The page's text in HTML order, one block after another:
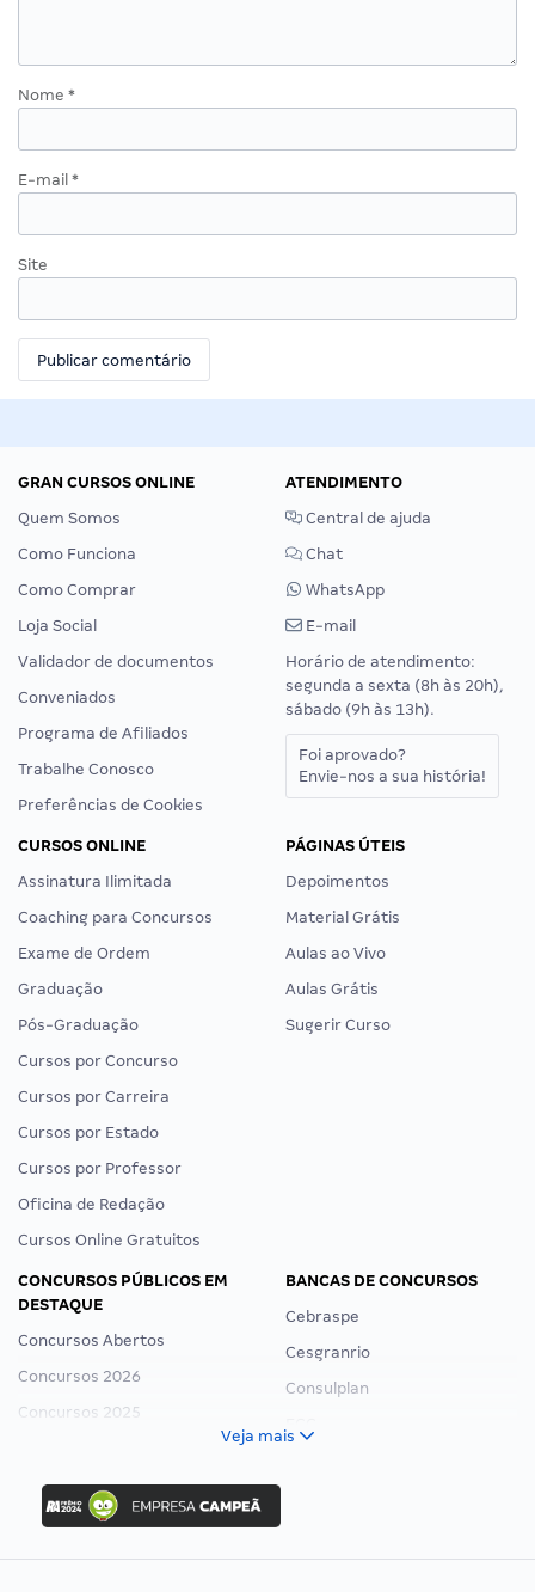
Nome *
E-mail *
Site
GRAN CURSOS ONLINE
Quem Somos
Como Funciona
Como Comprar
Loja Social
Validador de documentos
Conveniados
Programa de Afiliados
Trabalhe Conosco
Preferências de Cookies
ATENDIMENTO
Central de ajuda
Chat
WhatsApp
E-mail
Horário de atendimento:
segunda a sexta (8h às 20h),
sábado (9h às 13h).
Foi aprovado?
Envie-nos a sua história!
CURSOS ONLINE
Assinatura Ilimitada
Coaching para Concursos
Exame de Ordem
Graduação
Pós-Graduação
Cursos por Concurso
Cursos por Carreira
Cursos por Estado
Cursos por Professor
Oficina de Redação
Cursos Online Gratuitos
PÁGINAS ÚTEIS
Depoimentos
Material Grátis
Aulas ao Vivo
Aulas Grátis
Sugerir Curso
CONCURSOS PÚBLICOS EM
DESTAQUE
Concursos Abertos
Concursos 2026
Concursos 2025
Concurso Ibama
Concurso MPU
Editais publicados
BANCAS DE CONCURSOS
Cebraspe
Cesgranrio
Consulplan
Veja mais